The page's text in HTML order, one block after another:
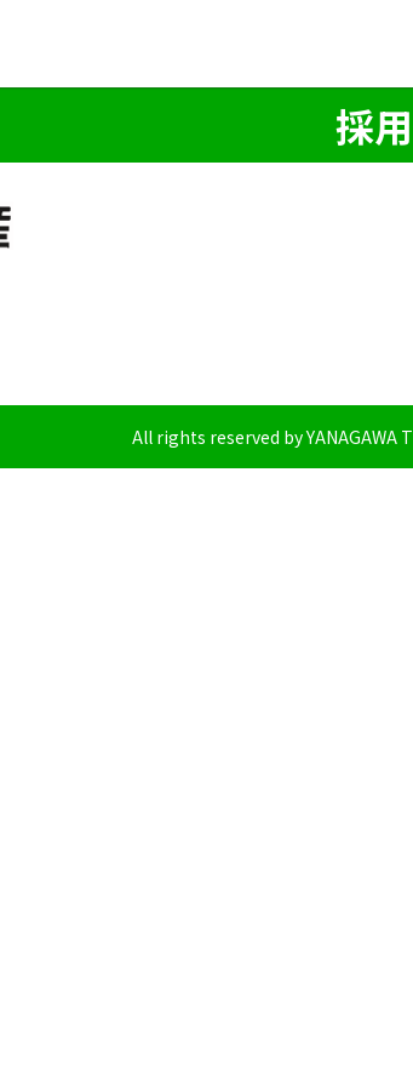
採
All rights reserved by YANAGAWA